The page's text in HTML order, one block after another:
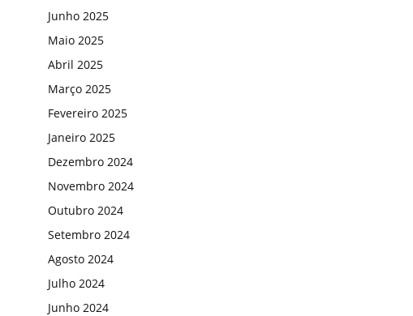
Junho 2025
Maio 2025
Abril 2025
Março 2025
Fevereiro 2025
Janeiro 2025
Dezembro 2024
Novembro 2024
Outubro 2024
Setembro 2024
Agosto 2024
Julho 2024
Junho 2024